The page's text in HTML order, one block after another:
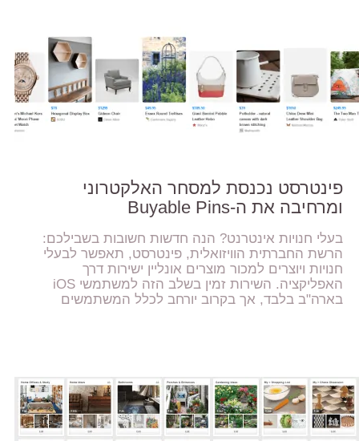
פינטרסט נכנסת למסחר האלקטרוני
ומרחיבה את ה-Buyable Pins
בעלי חנויות אינטרנט? הנה חדשות חשובות בשבילכם:
הרשת החברתית הוויזואלית, פינטרסט, תאפשר לבעלי
חנויות ויוצרים למכור מוצרים אונליין ישירות דרך
האפליקציה. השירות זמין בשלב הזה למשתמשי iOS
בארה"ב בלבד, אך בקרוב יורחב לכלל המשתמשים